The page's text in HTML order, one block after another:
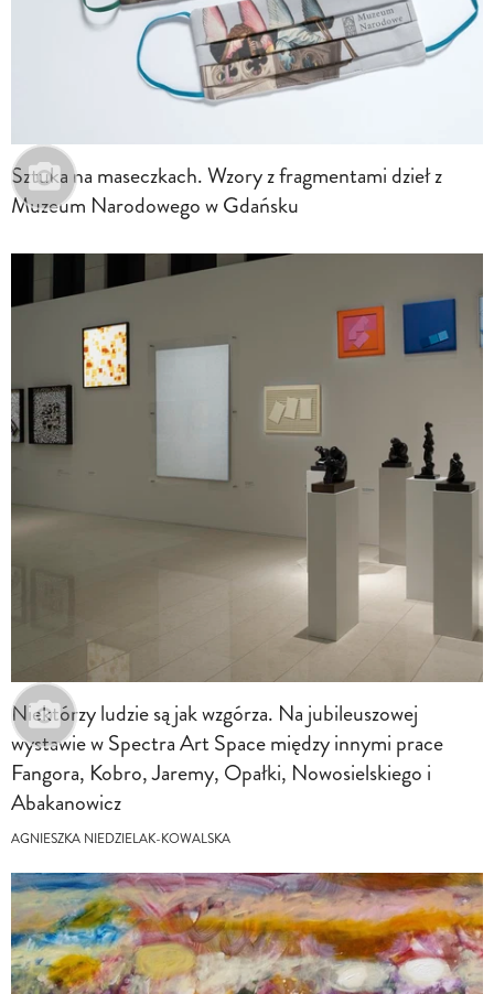
Sztuka na maseczkach. Wzory z fragmentami dzieł z
Muzeum Narodowego w Gdańsku
Niektórzy ludzie są jak wzgórza. Na jubileuszowej
wystawie w Spectra Art Space między innymi prace
Fangora, Kobro, Jaremy, Opałki, Nowosielskiego i
Abakanowicz
AGNIESZKA NIEDZIELAK-KOWALSKA